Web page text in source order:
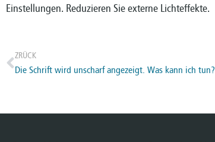
Einstellungen. Reduzieren Sie externe Lichteffekte.
ZRÜCK
Die Schrift wird unscharf angezeigt. Was kann ich tun?